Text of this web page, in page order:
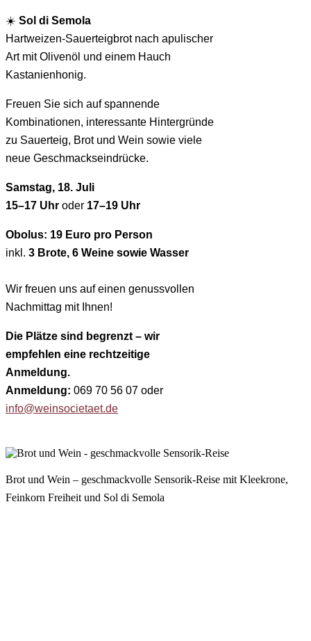
☀️ Sol di Semola
Hartweizen-Sauerteigbrot nach apulischer
Art mit Olivenöl und einem Hauch
Kastanienhonig.
Freuen Sie sich auf spannende
Kombinationen, interessante Hintergründe
zu Sauerteig, Brot und Wein sowie viele
neue Geschmackseindrücke.
Samstag, 18. Juli
15–17 Uhr oder 17–19 Uhr
Obolus: 19 Euro pro Person
inkl. 3 Brote, 6 Weine sowie Wasser
Wir freuen uns auf einen genussvollen
Nachmittag mit Ihnen!
Die Plätze sind begrenzt – wir
empfehlen eine rechtzeitige
Anmeldung.
Anmeldung: 069 70 56 07 oder
info@weinsocietaet.de
Brot und Wein – geschmackvolle Sensorik-Reise mit Kleekrone,
Feinkorn Freiheit und Sol di Semola